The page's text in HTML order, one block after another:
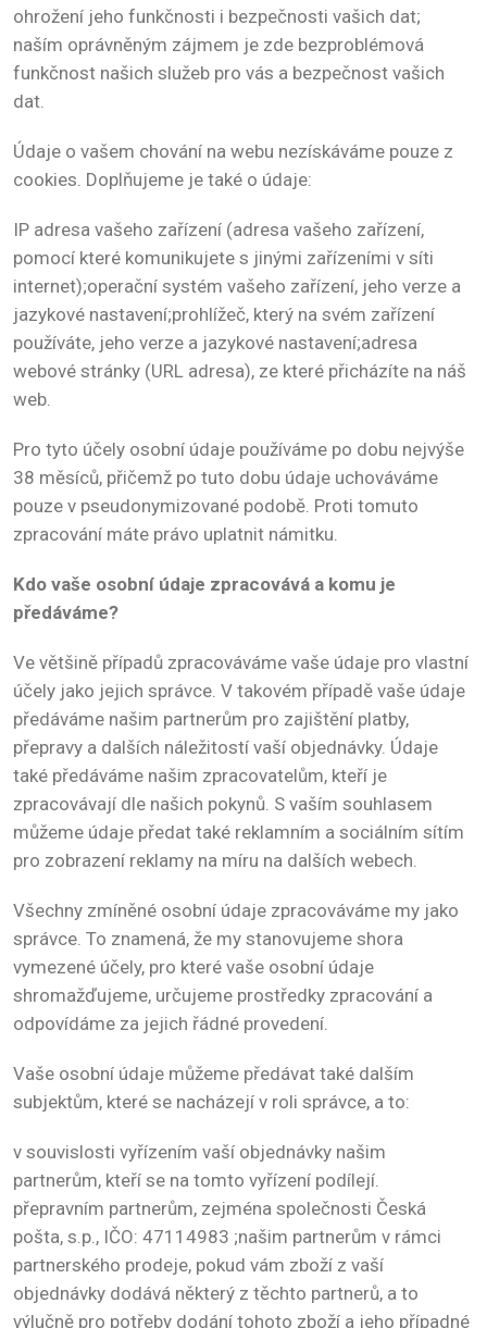
ohrožení jeho funkčnosti i bezpečnosti vašich dat;
naším oprávněným zájmem je zde bezproblémová
funkčnost našich služeb pro vás a bezpečnost vašich
dat.
Údaje o vašem chování na webu nezískáváme pouze z
cookies. Doplňujeme je také o údaje:
IP adresa vašeho zařízení (adresa vašeho zařízení,
pomocí které komunikujete s jinými zařízeními v síti
internet);operační systém vašeho zařízení, jeho verze a
jazykové nastavení;prohlížeč, který na svém zařízení
používáte, jeho verze a jazykové nastavení;adresa
webové stránky (URL adresa), ze které přicházíte na náš
web.
Pro tyto účely osobní údaje používáme po dobu nejvýše
38 měsíců, přičemž po tuto dobu údaje uchováváme
pouze v pseudonymizované podobě. Proti tomuto
zpracování máte právo uplatnit námitku.
Kdo vaše osobní údaje zpracovává a komu je
předáváme?
Ve většině případů zpracováváme vaše údaje pro vlastní
účely jako jejich správce. V takovém případě vaše údaje
předáváme našim partnerům pro zajištění platby,
přepravy a dalších náležitostí vaší objednávky. Údaje
také předáváme našim zpracovatelům, kteří je
zpracovávají dle našich pokynů. S vaším souhlasem
můžeme údaje předat také reklamním a sociálním sítím
pro zobrazení reklamy na míru na dalších webech.
Všechny zmíněné osobní údaje zpracováváme my jako
správce. To znamená, že my stanovujeme shora
vymezené účely, pro které vaše osobní údaje
shromažďujeme, určujeme prostředky zpracování a
odpovídáme za jejich řádné provedení.
Vaše osobní údaje můžeme předávat také dalším
subjektům, které se nacházejí v roli správce, a to:
v souvislosti vyřízením vaší objednávky našim
partnerům, kteří se na tomto vyřízení podílejí.
přepravním partnerům, zejména společnosti Česká
pošta, s.p., IČO: 47114983 ;našim partnerům v rámci
partnerského prodeje, pokud vám zboží z vaší
objednávky dodává některý z těchto partnerů, a to
výlučně pro potřeby dodání tohoto zboží a jeho případné